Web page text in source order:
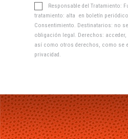
Responsable del Tratamiento:
tratamiento: alta en boletín
Consentimiento. Destinatarios: no
obligación legal. Derechos:
así como otros derechos, como se
privacidad.